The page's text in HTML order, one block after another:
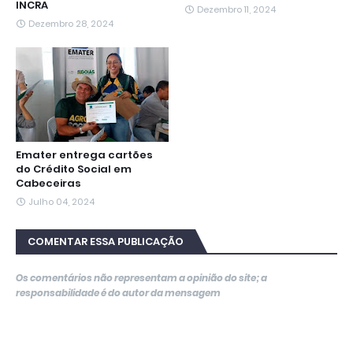
INCRA
Dezembro 28, 2024
Dezembro 11, 2024
Emater entrega cartões
do Crédito Social em
Cabeceiras
Julho 04, 2024
COMENTAR ESSA PUBLICAÇÃO
Os comentários não representam a opinião do site; a
responsabilidade é do autor da mensagem